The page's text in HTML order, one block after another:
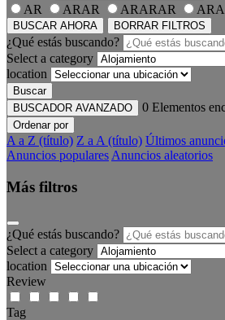
AR
ARAR ARARAR
BUSCAR AHORA BORRAR FILTROS
¿Qué estás buscando?
Select a category
location
Buscar
BUSCADOR AVANZADO
0 Elementos
Ordenar por
A a Z (título) Z a A (título) Últimos
Anuncios populares Anuncios aleatorios
Más filtros
¿Qué estás buscando?
Select a category
location
Review
Tag